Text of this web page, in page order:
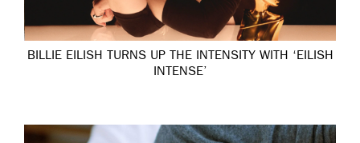
BILLIE EILISH TURNS UP THE INTENSITY WITH ‘EILISH
INTENSE’